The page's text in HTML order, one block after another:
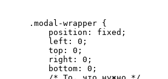
.modal-wrapper {
    position: fixed;
    left: 0;
    top: 0;
    right: 0;
    bottom: 0;